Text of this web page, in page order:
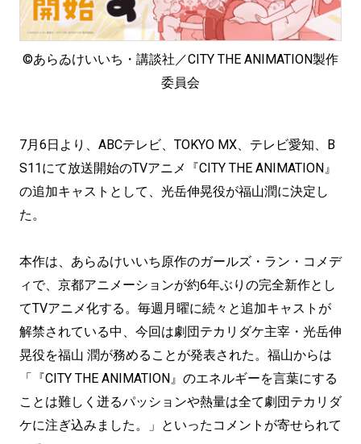
©あらゐけいいち・講談社／CITY THE ANIMATION製作
委員会
7月6日より、ABCテレビ、TOKYO MX、テレビ愛知、B
S11にて放送開始のTVアニメ『CITY THE ANIMATION』
の追加キャストとして、光岳伸晃役が福山潤に決定し
た。
本作は、あらゐけいいち原作のガールズ・ラン・コメデ
ィで、京都アニメーションが約6年ぶりの完全新作とし
てTVアニメ化する。毎週月曜に続々と追加キャストが
解禁されている中、今回は劇団テカリダケ主宰・光岳伸
晃役を福山 潤が務めることが発表された。福山からは
「『CITY THE ANIMATION』のエネルギーを言葉にする
ことは難しく迸るパッションや熱量は全て劇団テカリダ
ケに注ぎ込みました。」といったコメントが寄せられて